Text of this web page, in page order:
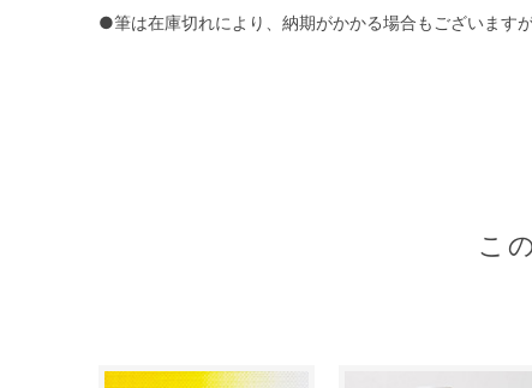
●筆は在庫切れにより、納期がかかる場合もございますが
こ